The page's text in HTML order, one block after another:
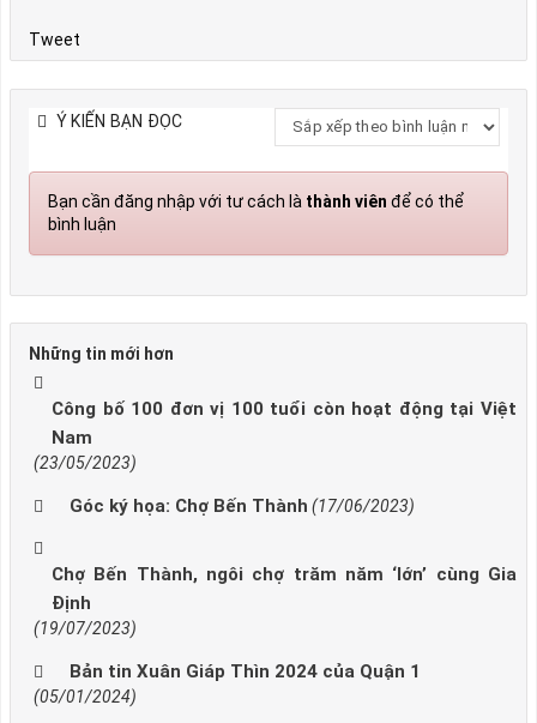
Tweet
Ý KIẾN BẠN ĐỌC
Bạn cần đăng nhập với tư cách là thành viên để có thể
bình luận
Những tin mới hơn
Công bố 100 đơn vị 100 tuổi còn hoạt động tại Việt
Nam
(23/05/2023)
Góc ký họa: Chợ Bến Thành (17/06/2023)
Chợ Bến Thành, ngôi chợ trăm năm ‘lớn’ cùng Gia
Định
(19/07/2023)
Bản tin Xuân Giáp Thìn 2024 của Quận 1
(05/01/2024)